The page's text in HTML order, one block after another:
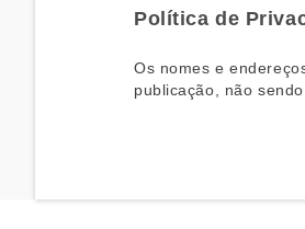
Política de
Os nomes e
publicação, não